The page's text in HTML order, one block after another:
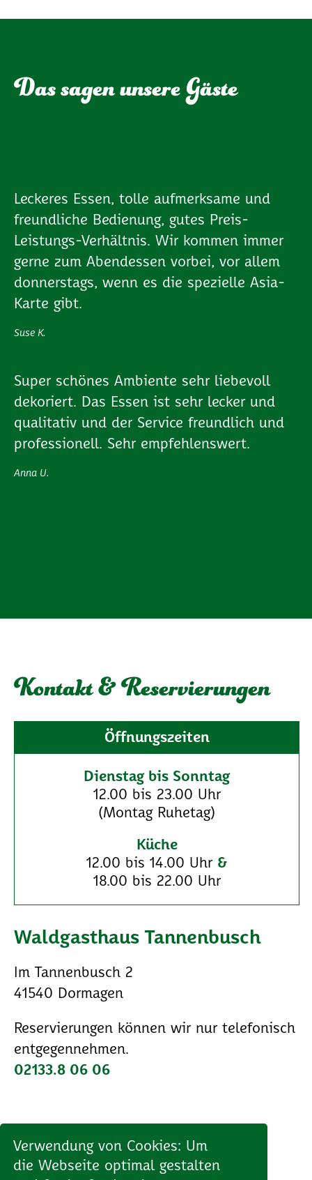
Verwendung von Cookies: Um
die Webseite optimal gestalten
Das sagen unsere Gäste
Leckeres Essen, tolle aufmerksame und
freundliche Bedienung, gutes Preis-
Leistungs-Verhältnis. Wir kommen immer
gerne zum Abendessen vorbei, vor allem
donnerstags, wenn es die spezielle Asia-
Karte gibt.
Suse K.
Super schönes Ambiente sehr liebevoll
dekoriert. Das Essen ist sehr lecker und
qualitativ und der Service freundlich und
professionell. Sehr empfehlenswert.
Anna U.
Kontakt & Reservierungen
Öffnungszeiten
Dienstag bis Sonntag
12.00 bis 23.00 Uhr
(Montag Ruhetag)
Küche
12.00 bis 14.00 Uhr &
18.00 bis 22.00 Uhr
Waldgasthaus Tannenbusch
Im Tannenbusch 2
41540 Dormagen
Reservierungen können wir nur telefonisch
entgegennehmen.
02133.8 06 06